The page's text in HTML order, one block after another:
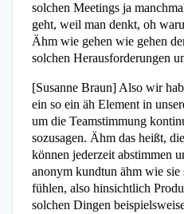
solchen Meetings ja
geht, weil man denkt, oh
Ähm wie gehen wie gehen
solchen Herausforderungen
[Susanne Braun] Also wir
ein so ein äh Element in
um die Teamstimmung
sozusagen. Ähm das heißt,
können jederzeit abstimmen
anonym kundtun ähm wie
fühlen, also hinsichtlich
solchen Dingen